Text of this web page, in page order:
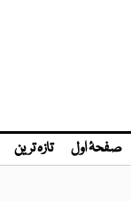
صفحۂ اول تازہ ترین